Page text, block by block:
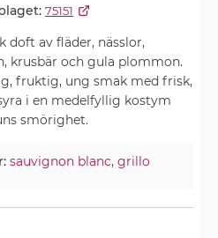
75151
doft av fläder, nässlor,
krusbär och gula plommon.
fruktig, ung smak med frisk,
i en medelfyllig kostym
smörighet.
sauvignon blanc,grillo